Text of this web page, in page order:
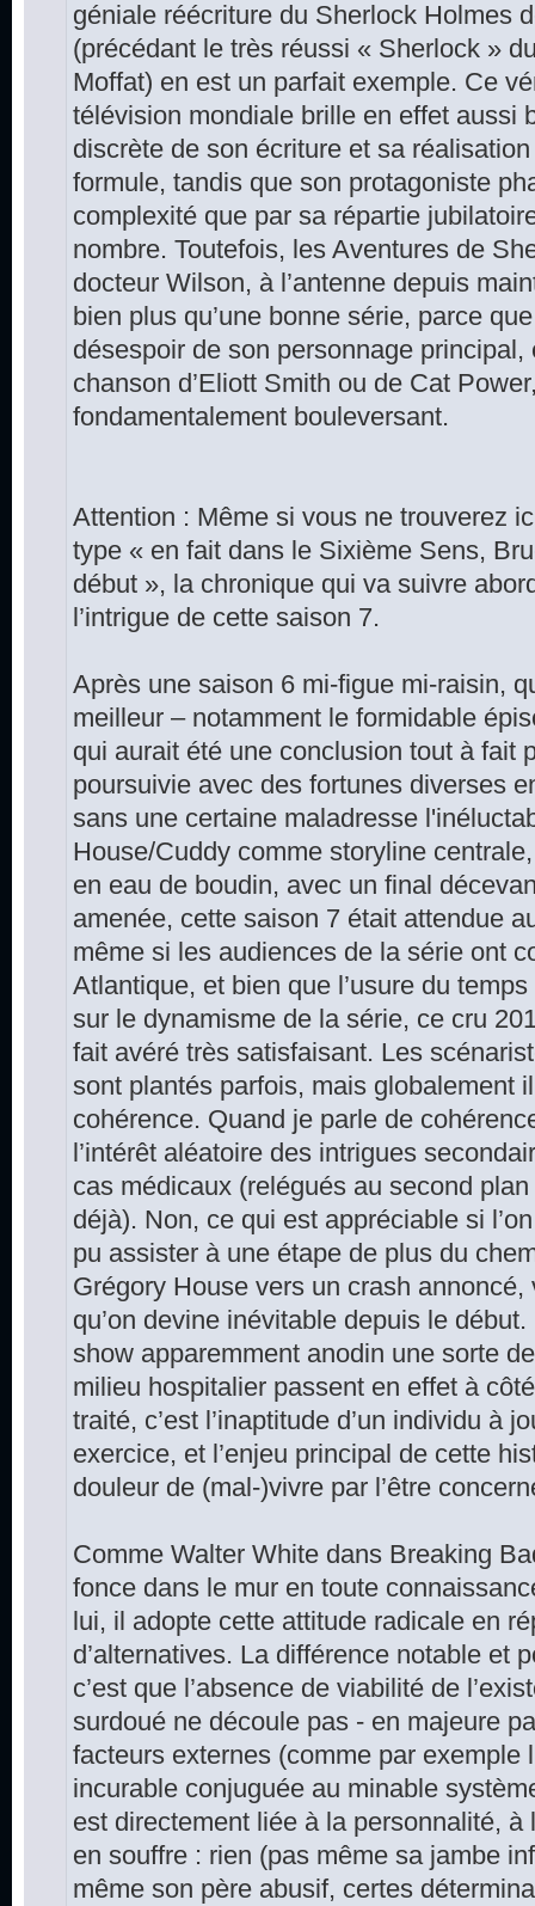
géniale réécriture du Sherlock Holmes
(précédant le très réussi « Sherlock »
Moffat) en est un parfait exemple. Ce
télévision mondiale brille en effet aussi
discrète de son écriture et sa
formule, tandis que son protagoniste
complexité que par sa répartie
nombre. Toutefois, les Aventures de
docteur Wilson, à l’antenne depuis
bien plus qu’une bonne série, parce
désespoir de son personnage
chanson d’Eliott Smith ou de Cat
fondamentalement bouleversant.
Attention : Même si vous ne trouverez
type « en fait dans le Sixième Sens,
début », la chronique qui va suivre
l’intrigue de cette saison 7.
Après une saison 6 mi-figue mi-raisin,
meilleur – notamment le formidable
qui aurait été une conclusion tout à fait
poursuivie avec des fortunes diverses
sans une certaine maladresse
House/Cuddy comme storyline
en eau de boudin, avec un final
amenée, cette saison 7 était attendue
même si les audiences de la série ont
Atlantique, et bien que l’usure du
sur le dynamisme de la série, ce cru
fait avéré très satisfaisant. Les
sont plantés parfois, mais globalement
cohérence. Quand je parle de
l’intérêt aléatoire des intrigues
cas médicaux (relégués au second
déjà). Non, ce qui est appréciable si
pu assister à une étape de plus du
Grégory House vers un crash
qu’on devine inévitable depuis le
show apparemment anodin une sorte
milieu hospitalier passent en effet à
traité, c’est l’inaptitude d’un individu à
exercice, et l’enjeu principal de cette
douleur de (mal-)vivre par l’être
Comme Walter White dans Breaking
fonce dans le mur en toute
lui, il adopte cette attitude radicale en
d’alternatives. La différence notable et
c’est que l’absence de viabilité de
surdoué ne découle pas - en majeure
facteurs externes (comme par exemple
incurable conjuguée au minable
est directement liée à la personnalité, à
en souffre : rien (pas même sa jambe
même son père abusif, certes